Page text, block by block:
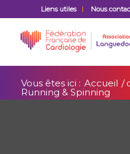
Liens utiles Nous
Vous êtes ici : Accueil /
Running & Spinning